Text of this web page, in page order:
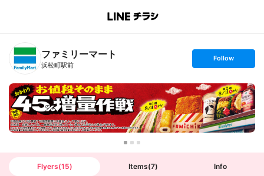
B
n
T
ファミリーマート
浜松町駅前
s
t
o
l
l
o
w
Follow
Flyers(15) Items(7) Info